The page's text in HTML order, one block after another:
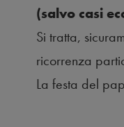
(salvo casi
Si tratta,
ricorrenza
La festa del